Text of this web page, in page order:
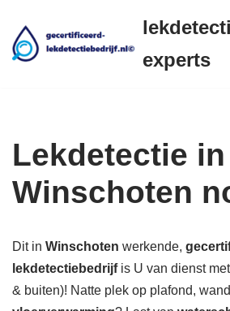
Ga
experts
Lekdetectie in
Winschoten
Dit in Winschoten werkende,
lekdetectiebedrijf is U van dienst
& buiten)! Natte plek op plafond,